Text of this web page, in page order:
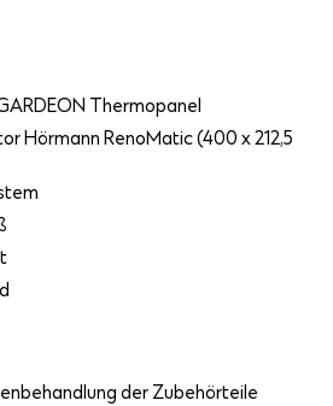
Thermopanel
Hörmann RenoMatic (400 x 212,5
der Zubehörteile